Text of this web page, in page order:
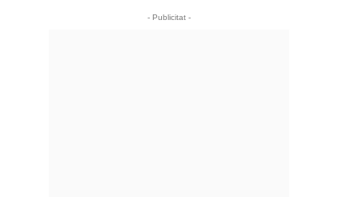
- Publicitat -